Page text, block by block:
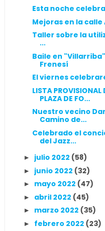
Esta noche
Mejoras en la calle
Taller sobre la
...
Baile en
Frenesí
El viernes
LISTA PROVISIONAL
PLAZA DE FO...
Nuestro vecino
Camino de...
Celebrado el
del Jazz...
► julio 2022 (58)
► junio 2022 (32)
► mayo 2022 (47)
► abril 2022 (45)
► marzo 2022 (35)
► febrero 2022 (23)